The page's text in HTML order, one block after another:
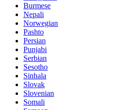
Burmese
Nepali
Norwegian
Pashto
Persian
Punjabi
Serbian
Sesotho
Sinhala
Slovak
Slovenian
Somali